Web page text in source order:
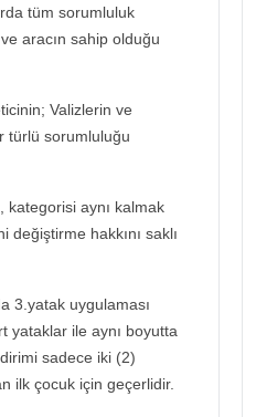
tüm sorumluluk
aracın sahip olduğu
Valizlerin ve
türlü sorumluluğu
kategorisi aynı kalmak
değiştirme hakkını saklı
3.yatak uygulaması
yataklar ile aynı boyutta
sadece iki (2)
ilk çocuk için geçerlidir.